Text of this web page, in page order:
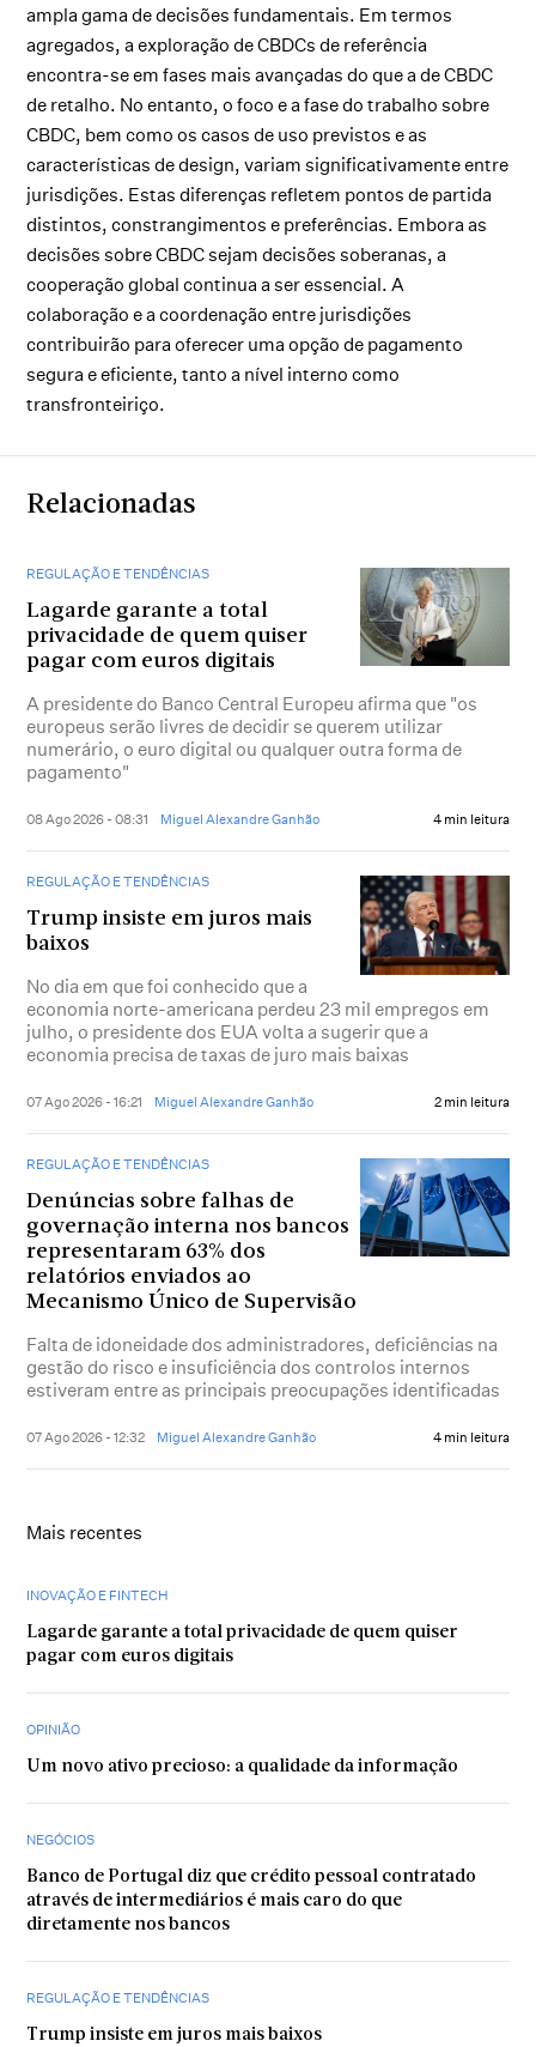
ampla gama de decisões fundamentais. Em termos
agregados, a exploração de CBDCs de referência
encontra-se em fases mais avançadas do que a de CBDC
de retalho. No entanto, o foco e a fase do trabalho sobre
CBDC, bem como os casos de uso previstos e as
características de design, variam significativamente entre
jurisdições. Estas diferenças refletem pontos de partida
distintos, constrangimentos e preferências. Embora as
decisões sobre CBDC sejam decisões soberanas, a
cooperação global continua a ser essencial. A
colaboração e a coordenação entre jurisdições
contribuirão para oferecer uma opção de pagamento
segura e eficiente, tanto a nível interno como
transfronteiriço.
Relacionadas
REGULAÇÃO E TENDÊNCIAS
Lagarde garante a total
privacidade de quem quiser
pagar com euros digitais
A presidente do Banco Central Europeu afirma que "os
europeus serão livres de decidir se querem utilizar
numerário, o euro digital ou qualquer outra forma de
pagamento"
08 Ago 2026 - 08:31 Miguel Alexandre Ganhão 4 min leitura
REGULAÇÃO E TENDÊNCIAS
Trump insiste em juros mais
baixos
No dia em que foi conhecido que a
economia norte-americana perdeu 23 mil empregos em
julho, o presidente dos EUA volta a sugerir que a
economia precisa de taxas de juro mais baixas
07 Ago 2026 - 16:21 Miguel Alexandre Ganhão 2 min leitura
REGULAÇÃO E TENDÊNCIAS
Denúncias sobre falhas de
governação interna nos bancos
representaram 63% dos
relatórios enviados ao
Mecanismo Único de Supervisão
Falta de idoneidade dos administradores, deficiências na
gestão do risco e insuficiência dos controlos internos
estiveram entre as principais preocupações identificadas
07 Ago 2026 - 12:32 Miguel Alexandre Ganhão 4 min leitura
Mais recentes
INOVAÇÃO E FINTECH
Lagarde garante a total privacidade de quem quiser
pagar com euros digitais
OPINIÃO
Um novo ativo precioso: a qualidade da informação
NEGÓCIOS
Banco de Portugal diz que crédito pessoal contratado
através de intermediários é mais caro do que
diretamente nos bancos
REGULAÇÃO E TENDÊNCIAS
Trump insiste em juros mais baixos